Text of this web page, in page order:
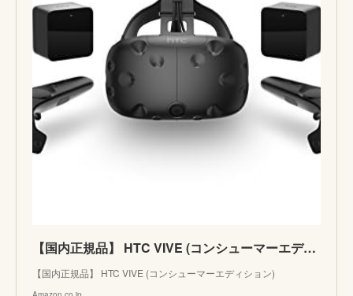
【国内正規品】 HTC VIVE (コンシューマーエディション)
【国内正規品】 HTC VIVE (コンシューマーエディション)